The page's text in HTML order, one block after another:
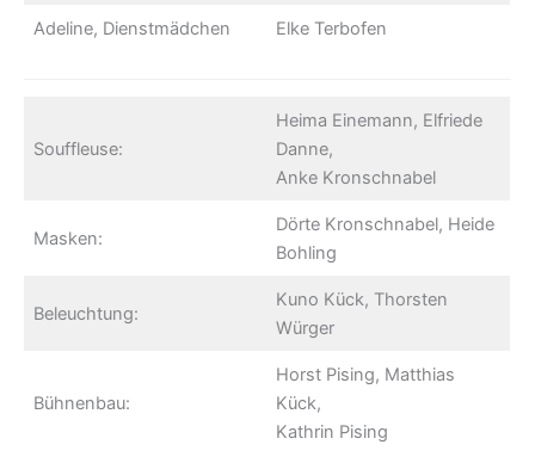
Adeline, Dienstmädchen Elke Terbofen
Souffleuse:
Heima Einemann, Elfriede
Danne,
Anke Kronschnabel
Masken:
Dörte Kronschnabel, Heide
Bohling
Beleuchtung:
Kuno Kück, Thorsten
Würger
Bühnenbau:
Horst Pising, Matthias
Kück,
Kathrin Pising